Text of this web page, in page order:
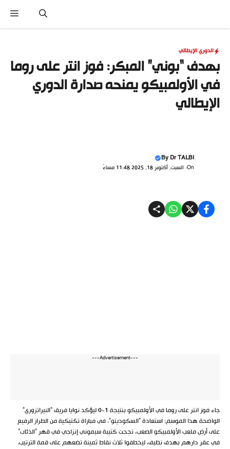
المحتوى
الدوري الإيطالي
بهدف “بوني” المبكر: فوز انتر على روما
في الأولمبيكو يمنحه صدارة الدوري
الإيطالي
ByDr TALBI
On: السبت, أكتوبر 18, 2025 11:48 مساءً
---Advertisement---
جاء فوز انتر على روما في الأولمبيكو بنتيجة 1-0 ليؤكد نوايا فريق “النيراتزوري”
الواضحة هذا الموسم: استعادة “السكوديتو”. في مباراة تكتيكية من الطراز الرفيع
على أرض ملعب الأولمبيكو الصعب، نجحت كتيبة سيموني إنزاجي في قهر “الذئاب”
في عقر دارهم بهدف نظيف، ليخطفوا ثلاث نقاط ثمينة تضعهم على قمة الترتيب.